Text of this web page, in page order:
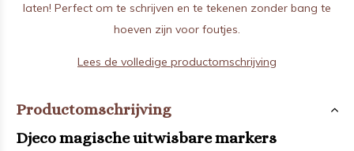
laten! Perfect om te schrijven en te tekenen zonder bang te
hoeven zijn voor foutjes.
Lees de volledige productomschrijving
Productomschrijving
Djeco magische uitwisbare markers